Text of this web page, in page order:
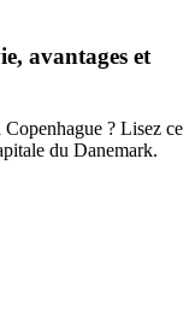
avantages et
? Lisez ce
du Danemark.